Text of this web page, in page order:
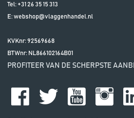
Tel: +31 26 35 15 313
E:webshop@vlaggenhandel.nl
KVKnr: 92569668
BTWnr: NL866102164B01
PROFITEER VAN DE SCHERPSTE